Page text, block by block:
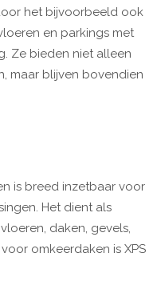
het bijvoorbeeld ook
en parkings met
Ze bieden niet alleen
maar blijven bovendien
is breed inzetbaar voor
Het dient als
daken, gevels,
omkeerdaken is XPS